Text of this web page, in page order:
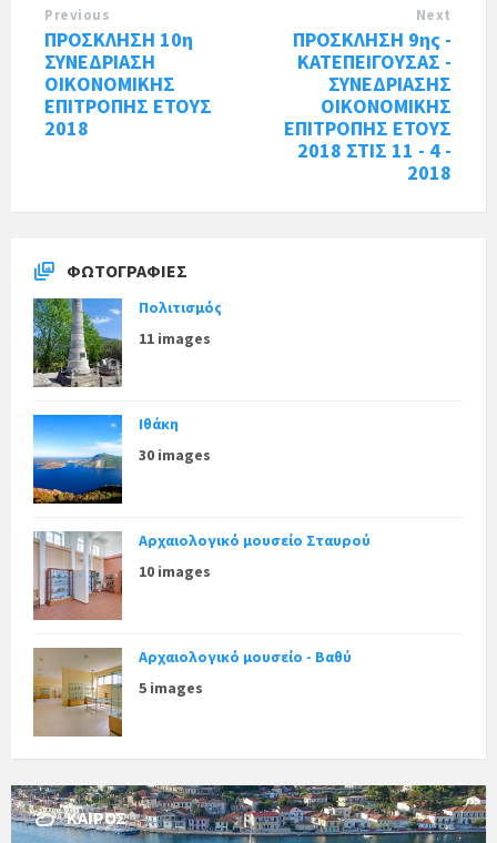
Previous
ΠΡΟΣΚΛΗΣΗ 10η
ΣΥΝΕΔΡΙΑΣΗ
ΟΙΚΟΝΟΜΙΚΗΣ
ΕΠΙΤΡΟΠΗΣ ΕΤΟΥΣ
2018
Next
ΠΡΟΣΚΛΗΣΗ 9ης -
ΚΑΤΕΠΕΙΓΟΥΣΑΣ -
ΣΥΝΕΔΡΙΑΣΗΣ
ΟΙΚΟΝΟΜΙΚΗΣ
ΕΠΙΤΡΟΠΗΣ ΕΤΟΥΣ
2018 ΣΤΙΣ 11 - 4 -
2018
ΦΩΤΟΓΡΑΦΊΕΣ
Πολιτισμός
11 images
Ιθάκη
30 images
Αρχαιολογικό μουσείο Σταυρού
10 images
Αρχαιολογικό μουσείο - Βαθύ
5 images
ΚΑΙΡΌΣ